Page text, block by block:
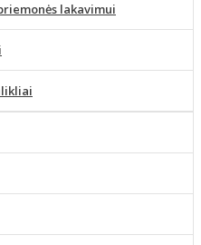
lakavimui